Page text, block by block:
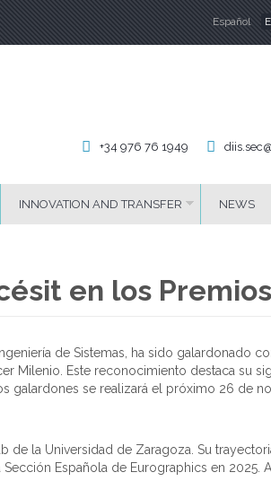
Español
+34 976 76 1949
INNOVATION AND TRANSFER NEWS
en los
de Sistemas, ha sido galardonado
Milenio. Este reconocimiento destaca su
galardones se realizará el próximo 26 de
la Universidad de Zaragoza. Su
Española de Eurographics en 2025.